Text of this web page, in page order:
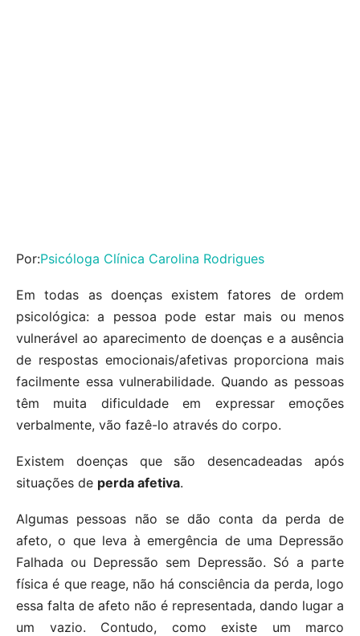
Por:Psicóloga Clínica Carolina Rodrigues
Em todas as doenças existem fatores de ordem
psicológica: a pessoa pode estar mais ou menos
vulnerável ao aparecimento de doenças e a ausência
de respostas emocionais/afetivas proporciona mais
facilmente essa vulnerabilidade. Quando as pessoas
têm muita dificuldade em expressar emoções
verbalmente, vão fazê-lo através do corpo.
Existem doenças que são desencadeadas após
situações de perda afetiva.
Algumas pessoas não se dão conta da perda de
afeto, o que leva à emergência de uma Depressão
Falhada ou Depressão sem Depressão. Só a parte
física é que reage, não há consciência da perda, logo
essa falta de afeto não é representada, dando lugar a
um vazio. Contudo, como existe um marco